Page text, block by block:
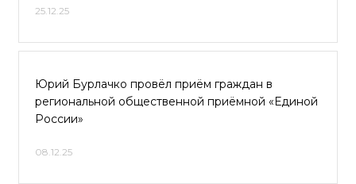
25.12.25
Юрий Бурлачко провёл приём граждан в
региональной общественной приёмной «Единой
России»
08.12.25